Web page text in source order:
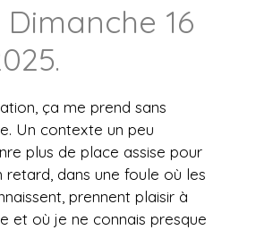
16
ça me prend sans
Un contexte un peu
plus de place assise pour
retard, dans une foule où les
prennent plaisir à
et où je ne connais presque